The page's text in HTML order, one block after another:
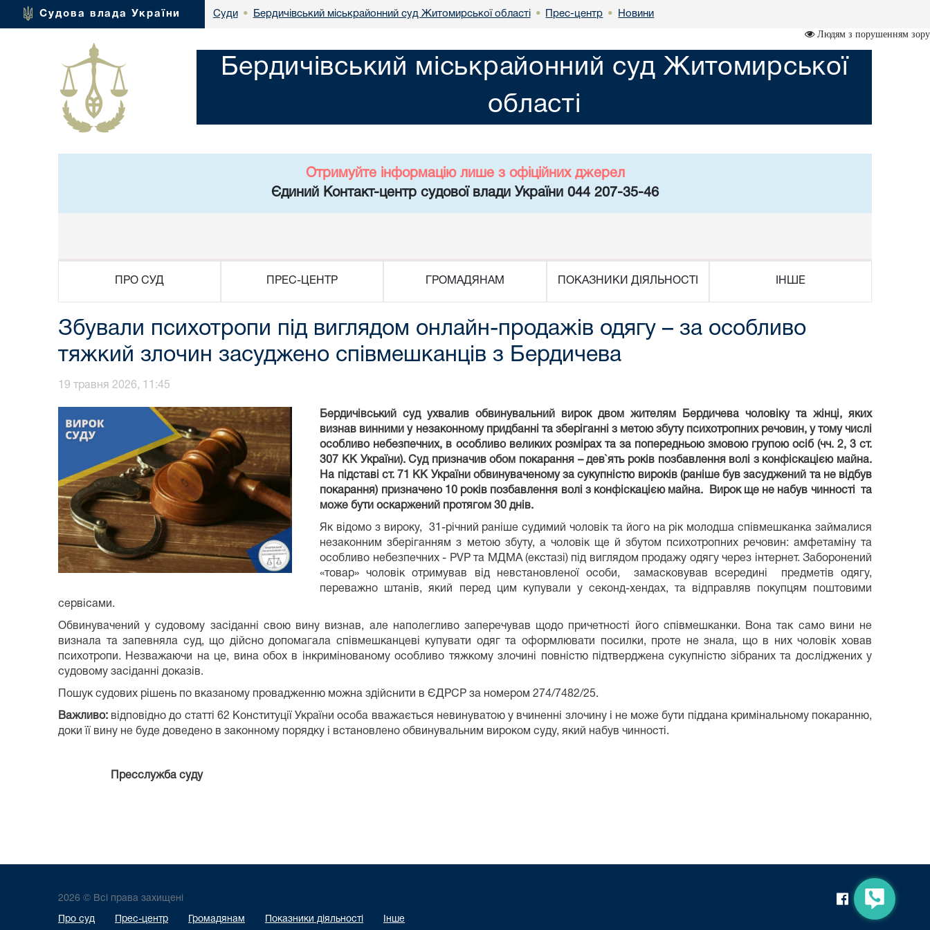
Судова влада України Суди • Бердичівський міськрайонний суд Житомирської області • Прес-центр • Новини
Людям з порушенням зору
Бердичівський міськрайонний суд Житомирської
області
Отримуйте інформацію лише з офіційних джерел
Єдиний Контакт-центр судової влади України 044 207-35-46
ПРО СУД ПРЕС-ЦЕНТР ГРОМАДЯНАМ ПОКАЗНИКИ ДІЯЛЬНОСТІ ІНШЕ
Збували психотропи під виглядом онлайн-продажів одягу – за особливо
тяжкий злочин засуджено співмешканців з Бердичева
19 травня 2026, 11:45
Бердичівський суд ухвалив обвинувальний вирок двом жителям Бердичева чоловіку та жінці, яких
визнав винними у незаконному придбанні та зберіганні з метою збуту психотропних речовин, у тому числі
особливо небезпечних, в особливо великих розмірах та за попередньою змовою групою осіб (чч. 2, 3 ст.
307 КК України). Суд призначив обом покарання – дев`ять років позбавлення волі з конфіскацією майна.
На підставі ст. 71 КК України обвинуваченому за сукупністю вироків (раніше був засуджений та не відбув
покарання) призначено 10 років позбавлення волі з конфіскацією майна. Вирок ще не набув чинності та
може бути оскаржений протягом 30 днів.
Як відомо з вироку, 31-річний раніше судимий чоловік та його на рік молодша співмешканка займалися
незаконним зберіганням з метою збуту, а чоловік ще й збутом психотропних речовин: амфетаміну та
особливо небезпечних - PVP та МДМА (екстазі) під виглядом продажу одягу через інтернет. Заборонений
«товар» чоловік отримував від невстановленої особи, замасковував всередині предметів одягу,
переважно штанів, який перед цим купували у секонд-хендах, та відправляв покупцям поштовими
сервісами.
Обвинувачений у судовому засіданні свою вину визнав, але наполегливо заперечував щодо причетності його співмешканки. Вона так само вини не
визнала та запевняла суд, що дійсно допомагала співмешканцеві купувати одяг та оформлювати посилки, проте не знала, що в них чоловік ховав
психотропи. Незважаючи на це, вина обох в інкримінованому особливо тяжкому злочині повністю підтверджена сукупністю зібраних та досліджених у
судовому засіданні доказів.
Пошук судових рішень по вказаному провадженню можна здійснити в ЄДРСР за номером 274/7482/25.
Важливо: відповідно до статті 62 Конституції України особа вважається невинуватою у вчиненні злочину і не може бути піддана кримінальному покаранню,
доки її вину не буде доведено в законному порядку і встановлено обвинувальним вироком суду, який набув чинності.
Пресслужба суду
2026 © Всі права захищені
Про суд Прес-центр Громадянам Показники діяльності Інше